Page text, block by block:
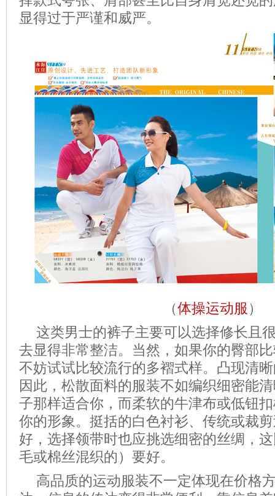
显得过于严谨和威严。
（体操运动服）
这类男士的裤子主要可以选择修长且
去显得非常整洁。当然，如果你的臀部
不妨试试比较流行的多褶式样。凸现清
因此，松散面料的服装不如编织细密能
子那样适合你，而柔软的牛津布或低钮
你的形象。挺括的白色衬衫、传统或裁
好，选择领带时也应挑选细密的丝绸，
毛或棉丝混织的）要好。
高品质的运动服装不一定体现在价格